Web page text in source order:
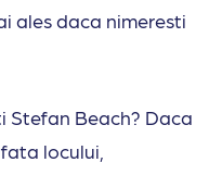
ales daca nimeresti
Stefan Beach? Daca
locului,